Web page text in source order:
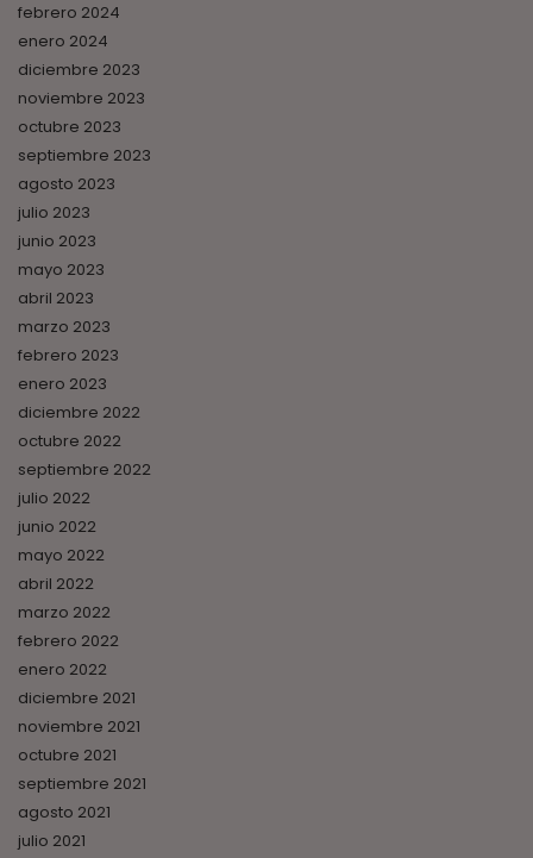
febrero 2024
enero 2024
diciembre 2023
noviembre 2023
octubre 2023
septiembre 2023
agosto 2023
julio 2023
junio 2023
mayo 2023
abril 2023
marzo 2023
febrero 2023
enero 2023
diciembre 2022
octubre 2022
septiembre 2022
julio 2022
junio 2022
mayo 2022
abril 2022
marzo 2022
febrero 2022
enero 2022
diciembre 2021
noviembre 2021
octubre 2021
septiembre 2021
agosto 2021
julio 2021